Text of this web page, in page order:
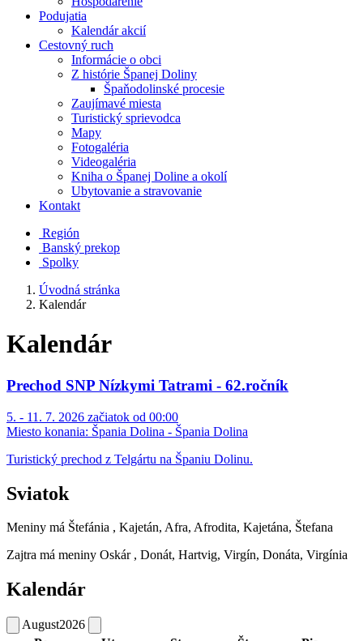
Podujatia
Kalendár akcií
Cestovný ruch
Informácie o obci
Z histórie Španej Doliny
Špaňodolinské procesie
Zaujímavé miesta
Turistický sprievodca
Mapy
Fotogaléria
Videogaléria
Kniha o Španej Doline a okolí
Ubytovanie a stravovanie
Kontakt
Región
Banský prekop
Spolky
Úvodná stránka
Kalendár
Kalendár
Prechod SNP Nízkymi Tatrami - 62.ročník
5. - 11. 7. 2026 začiatok od 00:00
Miesto konania: Špania Dolina - Špania Dolina
Turistický prechod z Telgártu na Španiu Dolinu.
Sviatok
Meniny má Štefánia , Kajetán, Afra, Afrodita, Kajetána, Štefana
Zajtra má meniny Oskár , Donát, Hartvig, Virgín, Donáta, Virgínia
Kalendár
August2026